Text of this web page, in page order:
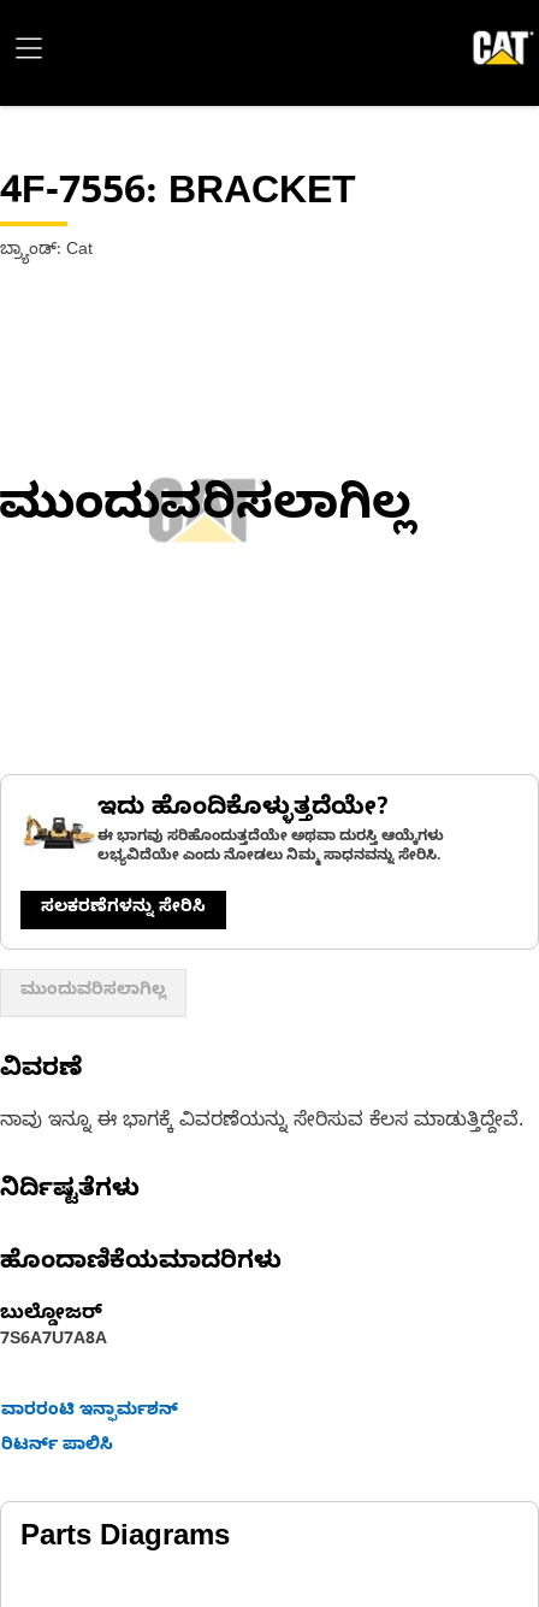
4F-7556: BRACKET
ಬ್ರ್ಯಾಂಡ್: Cat
ಮುಂದುವರಿಸಲಾಗಿಲ್ಲ
ಇದು ಹೊಂದಿಕೊಳ್ಳುತ್ತದೆಯೇ?
ಈ ಭಾಗವು ಸರಿಹೊಂದುತ್ತದೆಯೇ ಅಥವಾ ದುರಸ್ತಿ ಆಯ್ಕೆಗಳು
ಲಭ್ಯವಿದೆಯೇ ಎಂದು ನೋಡಲು ನಿಮ್ಮ ಸಾಧನವನ್ನು ಸೇರಿಸಿ.
ಸಲಕರಣೆಗಳನ್ನು ಸೇರಿಸಿ
ಮುಂದುವರಿಸಲಾಗಿಲ್ಲ
ವಿವರಣೆ
ನಾವು ಇನ್ನೂ ಈ ಭಾಗಕ್ಕೆ ವಿವರಣೆಯನ್ನು ಸೇರಿಸುವ ಕೆಲಸ ಮಾಡುತ್ತಿದ್ದೇವೆ.
ನಿರ್ದಿಷ್ಟತೆಗಳು
ಹೊಂದಾಣಿಕೆಯಮಾದರಿಗಳು
ಬುಲ್ಡೋಜರ್
7S6A7U7A8A
ವಾರರಂಟಿ ಇನ್ಫಾರ್ಮಶನ್
ರಿಟರ್ನ್ ಪಾಲಿಸಿ
Parts Diagrams